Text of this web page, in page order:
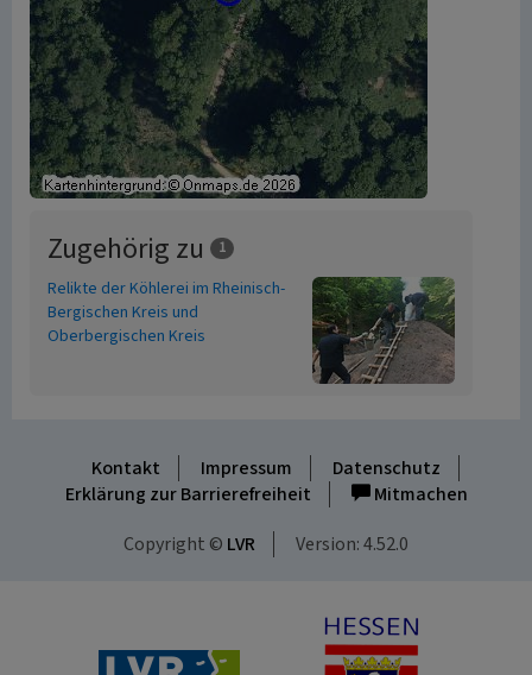
Zugehörig zu 1
Relikte der Köhlerei im Rheinisch-
Bergischen Kreis und
Oberbergischen Kreis
Kontakt Impressum
Datenschutz
Erklärung zur Barrierefreiheit
Mitmachen
Copyright © LVR Version: 4.52.0